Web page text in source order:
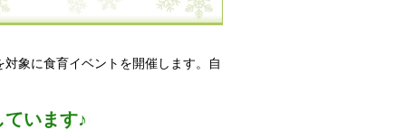
象に食育イベントを開催します。自
います♪